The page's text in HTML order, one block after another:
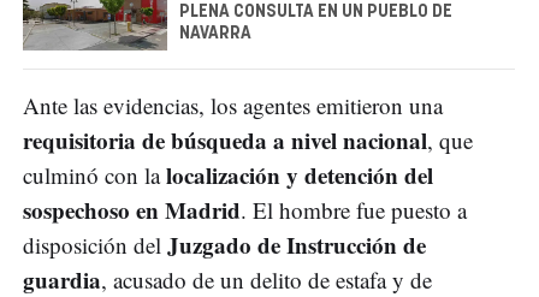
PLENA CONSULTA EN UN PUEBLO DE
NAVARRA
Ante las evidencias, los agentes emitieron una
requisitoria de búsqueda a nivel nacional, que
culminó con lalocalización y detención del
sospechoso en Madrid. El hombre fue puesto a
disposición del Juzgado de Instrucción de
guardia, acusado de un delito de estafa y de